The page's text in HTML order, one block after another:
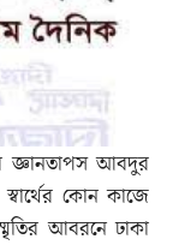
জ্ঞানতাপস আবদুর
কোন কাজে
আবরনে ঢাকা